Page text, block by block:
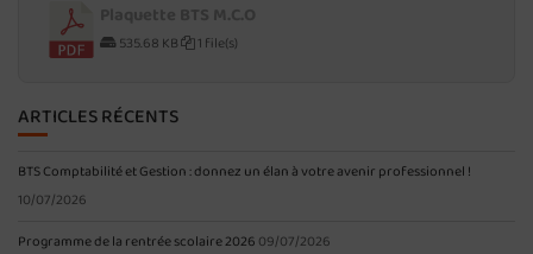
535.68 KB 1 file(s)
ARTICLES RÉCENTS
BTS Comptabilité et Gestion : donnez un élan à votre avenir professionnel !
10/07/2026
Programme de la rentrée scolaire 2026 09/07/2026